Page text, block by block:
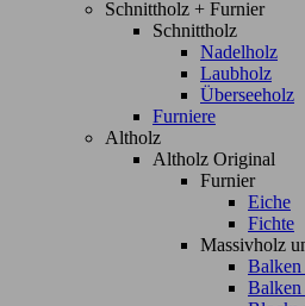
Schnittholz + Furnier
Schnittholz
Nadelholz
Laubholz
Überseeholz
Furniere
Altholz
Altholz Original
Furnier
Eiche
Fichte
Massivholz
Balken
Balken